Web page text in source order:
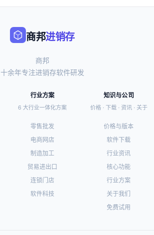
商邦进销存
商邦
十余年专注进销存软件研发
行业方案
6 大行业一体化方案
零售批发
电商网店
制造加工
贸易进出口
连锁门店
软件科技
知识与公司
价格 · 下载 · 资讯 · 关于
价格与版本
软件下载
行业资讯
核心功能
行业方案
关于我们
免费试用